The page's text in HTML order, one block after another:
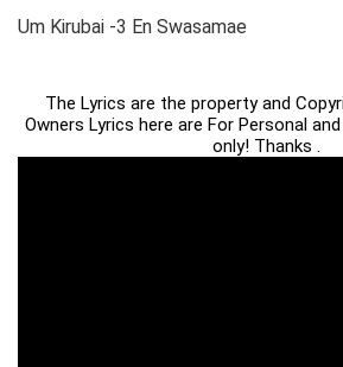
Um Kirubai -3 En Swasamae
The Lyrics are the property and
Owners Lyrics here are For Personal
only! Thanks .